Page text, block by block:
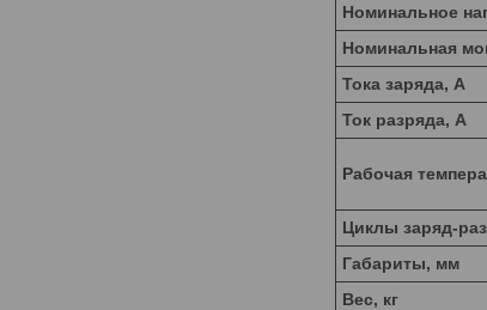
Номинальное
Номинальная
Тока заряда, А
Ток разряда, А
Рабочая
Циклы заряд-
Габариты, мм
Вес, кг